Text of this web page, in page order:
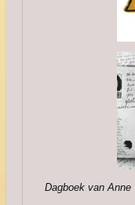
Dagboek van Anne